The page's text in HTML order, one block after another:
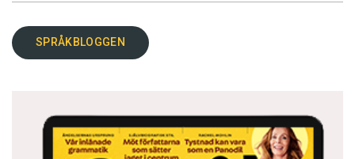
SPRÅKBLOGGEN